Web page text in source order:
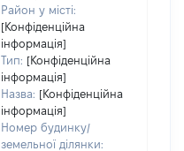
Район у місті:
[Конфіденційна
інформація]
Тип: [Конфіденційна
інформація]
Назва: [Конфіденційна
інформація]
Номер будинку/
земельної ділянки: